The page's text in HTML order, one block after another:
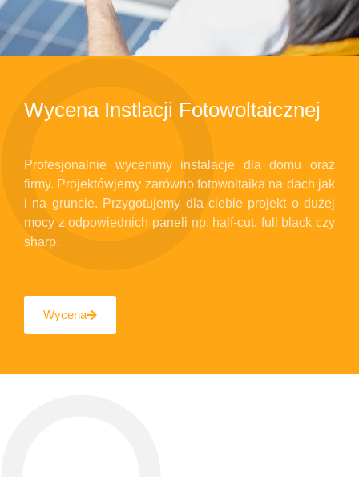
Wycena Instlacji Fotowoltaicznej
Profesjonalnie wycenimy instalacje dla domu oraz
firmy. Projektówjemy zarówno fotowoltaika na dach jak
i na gruncie. Przygotujemy dla ciebie projekt o dużej
mocy z odpowiednich paneli np. half-cut, full black czy
sharp.
Wycena